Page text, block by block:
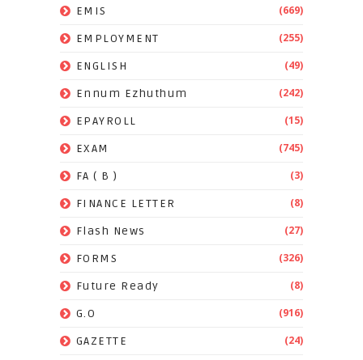
EMIS (669)
EMPLOYMENT (255)
ENGLISH (49)
Ennum Ezhuthum (242)
EPAYROLL (15)
EXAM (745)
FA ( B ) (3)
FINANCE LETTER (8)
Flash News (27)
FORMS (326)
Future Ready (8)
G.O (916)
GAZETTE (24)